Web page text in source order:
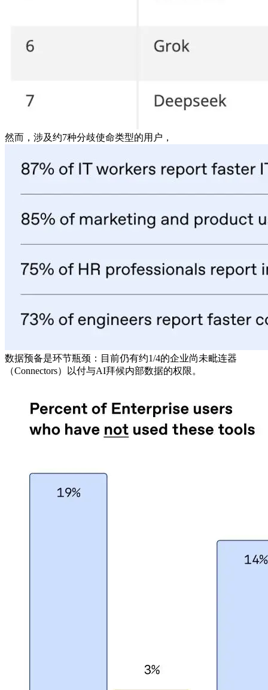
然而，涉及约7种分歧使命类型的用户，
数据预备是环节瓶颈：目前仍有约1/4的企业尚未毗连器
（Connectors）以付与AI拜候内部数据的权限。